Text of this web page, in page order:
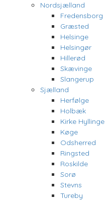
Nordsjælland
Fredensborg
Græsted
Helsinge
Helsingør
Hillerød
Skævinge
Slangerup
Sjælland
Herfølge
Holbæk
Kirke Hyllinge
Køge
Odsherred
Ringsted
Roskilde
Sorø
Stevns
Tureby